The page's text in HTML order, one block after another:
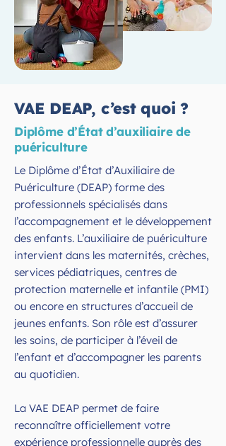
VAE DEAP, c’est quoi ?
Diplôme d’État d’auxiliaire de
puériculture
Le Diplôme d’État d’Auxiliaire de
Puériculture (DEAP) forme des
professionnels spécialisés dans
l’accompagnement et le développement
des enfants. L’auxiliaire de puériculture
intervient dans les maternités, crèches,
services pédiatriques, centres de
protection maternelle et infantile (PMI)
ou encore en structures d’accueil de
jeunes enfants. Son rôle est d’assurer
les soins, de participer à l’éveil de
l’enfant et d’accompagner les parents
au quotidien.
La VAE DEAP permet de faire
reconnaître officiellement votre
expérience professionnelle auprès des